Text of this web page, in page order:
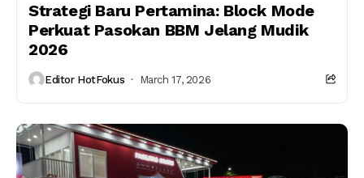
Strategi Baru Pertamina: Block Mode
Perkuat Pasokan BBM Jelang Mudik
2026
Editor HotFokus March 17, 2026